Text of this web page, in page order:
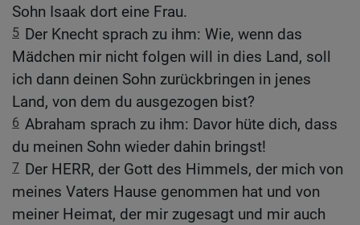
Sohn Isaak dort eine Frau.
5 Der Knecht sprach zu ihm: Wie, wenn das
Mädchen mir nicht folgen will in dies Land, soll
ich dann deinen Sohn zurückbringen in jenes
Land, von dem du ausgezogen bist?
6 Abraham sprach zu ihm: Davor hüte dich, dass
du meinen Sohn wieder dahin bringst!
7 Der HERR, der Gott des Himmels, der mich von
meines Vaters Hause genommen hat und von
meiner Heimat, der mir zugesagt und mir auch